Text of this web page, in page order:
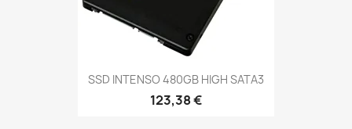
SSD INTENSO 480GB HIGH SATA3
123,38 €